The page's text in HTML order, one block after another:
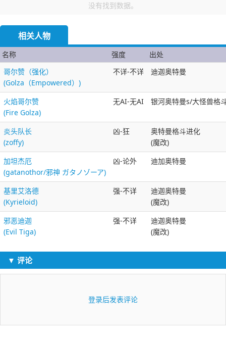
没有找到数据。
相关人物
名称 强度
出处
哥尔赞（强化）
(Golza（Empowered）)
不详-不详 迪迦奥特曼
火焰哥尔赞
(Fire Golza)
无AI-无AI 银河奥特曼s/大怪兽格
炎头队长
(zoffy)
凶-狂
奥特曼格斗进化
(魔改)
加坦杰厄
(gatanothor/邪神 ガタノゾーア)
凶-论外 迪加奥特曼
基里艾洛德
(Kyrieloid)
强-不详
迪迦奥特曼
(魔改)
邪恶迪迦
(Evil Tiga)
强-不详
迪迦奥特曼
(魔改)
▼ 评论
登录后发表评论